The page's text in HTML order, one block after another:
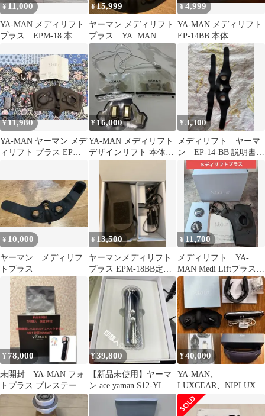
¥11,000
YA-MAN メディリフト
プラス EPM-18 本体
¥15,999
ヤーマン メディリフト
プラス YA−MAN
EPM-18BB-1 保証書あ
り
¥4,999
YA-MAN メディリフト
EP-14BB 本体
¥11,980
YA-MAN ヤーマン メデ
ィリフト プラス EPM-
¥ 16,000
YA-MAN メディリフト
デザインリフト 本体セ
¥3,300
メディリフト ヤーマ
ン EP-14-BB 説明書付
き
¥ 10,000
ヤーマン メディリフ
トプラス
¥ 13,500
ヤーマンメディリフト
プラス EPM-18BB定価
36080円
¥ 11,700
メディリフト YA-
MAN Medi Liftプラス本
体 美顔器 EMS 美顔
器
¥ 78,000
未開封 YA-MAN フォ
トプラス プレステージ
SS M21 美顔器 1年保
¥39,800
【新品未使用】ヤーマ
ン ace yaman S12-YL
Bloom WR
¥40,000
YA-MAN、
LUXCEAR、NIPLUX 6
点セット ／メディリフ
トプラス他